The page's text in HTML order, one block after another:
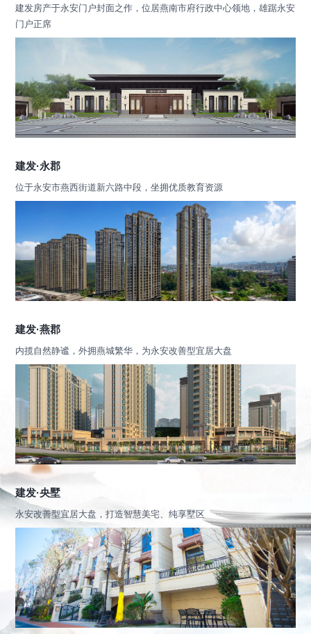
建发房产于永安门户封面之作，位居燕南市府行政中心领地，雄踞永安
门户正席
建发·永郡
位于永安市燕西街道新六路中段，坐拥优质教育资源
建发·燕郡
内揽自然静谧，外拥燕城繁华，为永安改善型宜居大盘
建发·央墅
永安改善型宜居大盘，打造智慧美宅、纯享墅区